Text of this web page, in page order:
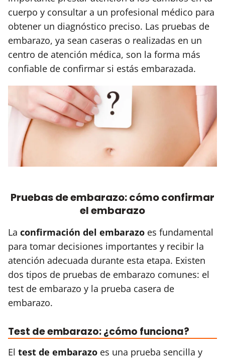
cuerpo y consultar a un profesional médico para
obtener un diagnóstico preciso. Las pruebas de
embarazo, ya sean caseras o realizadas en un
centro de atención médica, son la forma más
confiable de confirmar si estás embarazada.
Pruebas de embarazo: cómo confirmar
el embarazo
La confirmación del embarazo es fundamental
para tomar decisiones importantes y recibir la
atención adecuada durante esta etapa. Existen
dos tipos de pruebas de embarazo comunes: el
test de embarazo y la prueba casera de
embarazo.
Test de embarazo: ¿cómo funciona?
El test de embarazo es una prueba sencilla y